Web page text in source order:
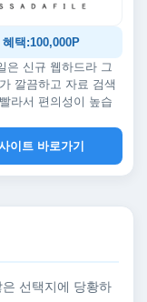
혜택:100,000P
은 신규 웹하드라 그
깔끔하고 자료 검색
라서 편의성이 높습
이트 바로가기
선택지에 당황하